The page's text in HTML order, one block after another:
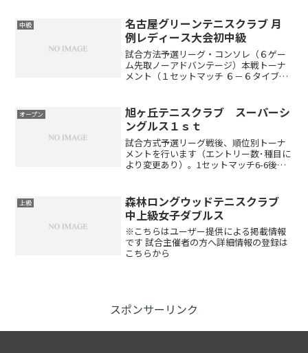
中級
名古屋グリーンテニスクラブ 月
例レディース大会初中級
試合方法予選リーグ・コンソレ（６ゲー
ム先取ノーアドバンテージ）本戦トーナ
メント（１セットマッチ ６－６タイブレ
催時間午前8:30～9:00 受付 午前9:00 ル
ール説...
オープン
旭ヶ丘テニスクラブ スーパーシ
ングルス１ｓｔ
試合方式予選リーグ戦後、順位別トーナ
メントを行います（エントリー数･種目に
より変更あり）。1セットマッチ6-6後タ
車でお越しの方東名高速道路名古屋I.Cよ
り小牧ジャン...
上級
森林ロングウッドテニスクラブ
中上級女子ダブルス
※こちらはユーザー提供による掲載情報
です 試合主催者の方へ詳細情報の登録は
こちらから
スポンサーリンク